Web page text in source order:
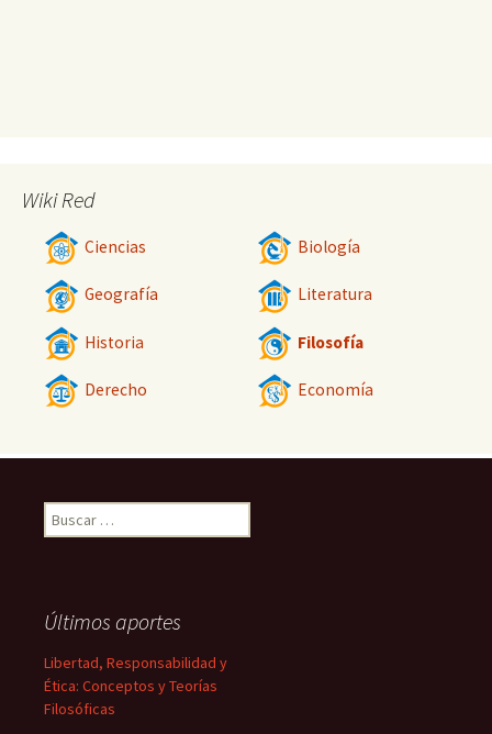
Wiki Red
Ciencias Biología
Geografía Literatura
Historia Filosofía
Derecho Economía
Buscar:
Últimos aportes
Libertad, Responsabilidad y
Ética: Conceptos y Teorías
Filosóficas